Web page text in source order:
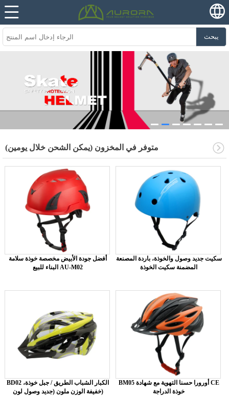
يبحث
متوفر في المخزون (يمكن الشحن خلال يومين)
أفضل جودة الأبيض مخصصة خوذة سلامة
البناء للبيع AU-M02
سكيت جديد وصول والخوذة، باردة المصنعة
المضمنة سكيت الخوذة
BD02 الكبار الشباب الطريق / جبل خوذة،
خفيفة الوزن ملون (جديد وصول لون)
BM05 أورورا حسنا التهوية مع شهادة CE
خوذة الدراجة